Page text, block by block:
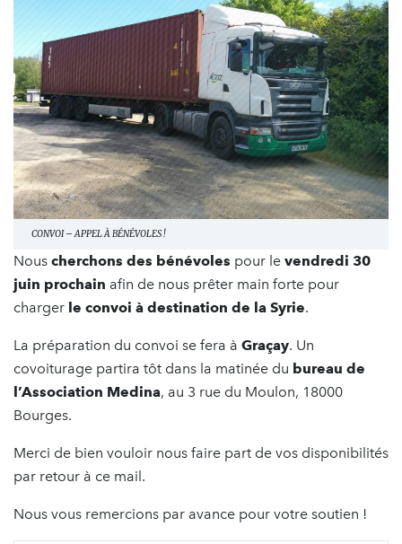
CONVOI – APPEL À BÉNÉVOLES !
Nous cherchons des bénévoles pour le vendredi 30
juin prochain afin de nous prêter main forte pour
charger le convoi à destination de la Syrie.
La préparation du convoi se fera à Graçay. Un
covoiturage partira tôt dans la matinée du bureau de
l’Association Medina, au 3 rue du Moulon, 18000
Bourges.
Merci de bien vouloir nous faire part de vos disponibilités
par retour à ce mail.
Nous vous remercions par avance pour votre soutien !